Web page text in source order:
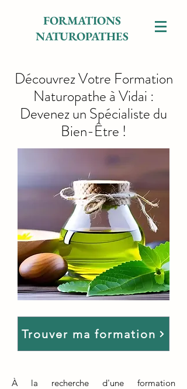
FORMATIONS
NATUROPATHES
Découvrez Votre Formation
Naturopathe à Vidai :
Devenez un Spécialiste du
Bien-Être !
Trouver ma formation
À la recherche d'une formation